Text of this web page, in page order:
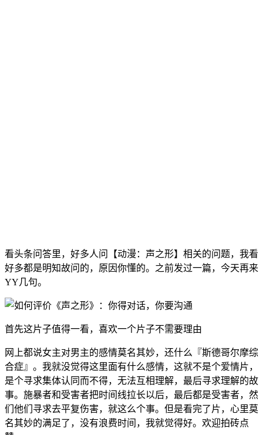
看头条问答里，好多人问【动漫：声之形】相关的问题，我看
好多都是明知故问的，原因你懂的。之前发过一篇，今天再来
YY几句。
首先这片子值得一看，喜欢一个片子不需要理由
网上都说女主对男主的感情莫名其妙，还什么『斯德哥尔摩综
合症』。我就没觉得这里面有什么感情，这就不是个爱情片，
是个寻求集体认同而不得，无法互相理解，最后寻求理解的故
事。施暴者和受害者把时间线拉长以后，最后都是受害者，然
们他们寻求去平复伤害，就这么个事。但是看完了片，心里莫
名其妙的满足了，没有浪费时间，我就觉得好。欢迎拍砖点